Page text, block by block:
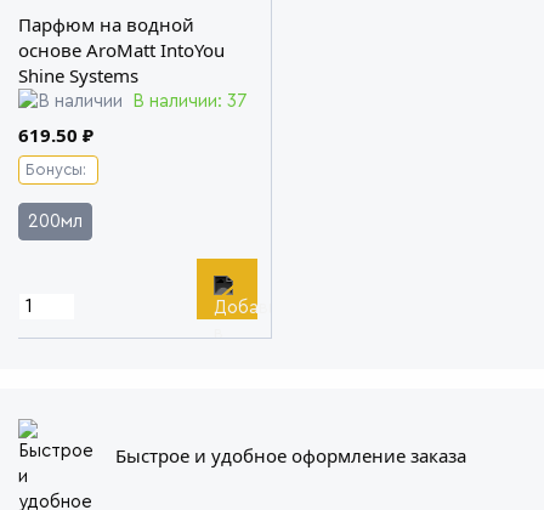
Парфюм на водной
основе AroMatt IntoYou
Shine Systems
В наличии: 37
619.50 ₽
Бонусы:
200мл
Быстрое и удобное оформление заказа